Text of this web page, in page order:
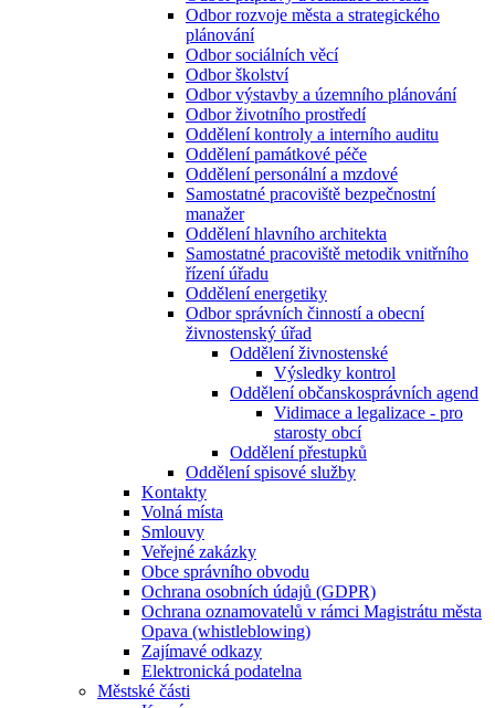
Odbor rozvoje města a strategického
plánování
Odbor sociálních věcí
Odbor školství
Odbor výstavby a územního plánování
Odbor životního prostředí
Oddělení kontroly a interního auditu
Oddělení památkové péče
Oddělení personální a mzdové
Samostatné pracoviště bezpečnostní
manažer
Oddělení hlavního architekta
Samostatné pracoviště metodik vnitřního
řízení úřadu
Oddělení energetiky
Odbor správních činností a obecní
živnostenský úřad
Oddělení živnostenské
Výsledky kontrol
Oddělení občanskosprávních agend
Vidimace a legalizace - pro
starosty obcí
Oddělení přestupků
Oddělení spisové služby
Kontakty
Volná místa
Smlouvy
Veřejné zakázky
Obce správního obvodu
Ochrana osobních údajů (GDPR)
Ochrana oznamovatelů v rámci Magistrátu města
Opava (whistleblowing)
Zajímavé odkazy
Elektronická podatelna
Městské části